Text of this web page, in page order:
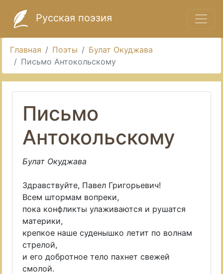
Русская поэзия
Главная Поэты
Булат Окуджава
Письмо Антокольскому
Письмо
Антокольскому
Булат Окуджава
Здравствуйте, Павел Григорьевич!
Всем штормам вопреки,
пока конфликты улаживаются и рушатся
материки,
крепкое наше суденышко летит по волнам
стрелой,
и его добротное тело пахнет свежей
смолой.